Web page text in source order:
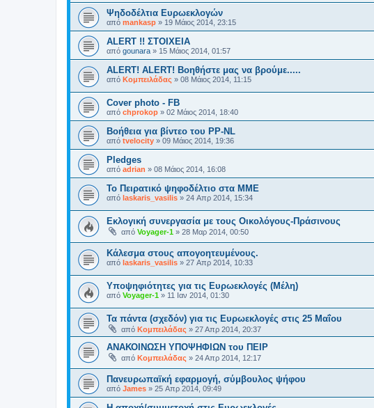
Ψηδοδέλτια Ευρωεκλογών
από mankasp » 19 Μάιος 2014, 23:15
ALERT !! ΣΤΟΙΧΕΙΑ
από gounara » 15 Μάιος 2014, 01:57
ALERT! ALERT! Βοηθήστε μας να βρούμε.....
από Κομπειλάδας » 08 Μάιος 2014, 11:15
Cover photo - FB
από chprokop » 02 Μάιος 2014, 18:40
Βοήθεια για βίντεο του PP-NL
από tvelocity » 09 Μάιος 2014, 19:36
Pledges
από adrian » 08 Μάιος 2014, 16:08
Το Πειρατικό ψηφοδέλτιο στα ΜΜΕ
από laskaris_vasilis » 24 Απρ 2014, 15:34
Εκλογική συνεργασία με τους Οικολόγους-Πράσινους
από Voyager-1 » 28 Μαρ 2014, 00:50
Κάλεσμα στους απογοητευμένους.
από laskaris_vasilis » 27 Απρ 2014, 10:33
Υποψηφιότητες για τις Ευρωεκλογές (Μέλη)
από Voyager-1 » 11 Ιαν 2014, 01:30
Τα πάντα (σχεδόν) για τις Ευρωεκλογές στις 25 Μαΐου
από Κομπειλάδας » 27 Απρ 2014, 20:37
ΑΝΑΚΟΙΝΩΣΗ ΥΠΟΨΗΦΙΩΝ του ΠΕΙΡ
από Κομπειλάδας » 24 Απρ 2014, 12:17
Πανευρωπαϊκή εφαρμογή, σύμβουλος ψήφου
από James » 25 Απρ 2014, 09:49